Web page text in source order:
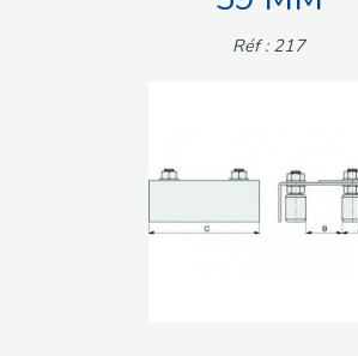
Réf : 217